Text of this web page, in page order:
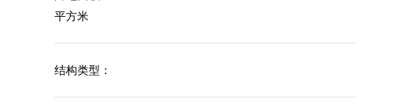
平方米
结构类型：